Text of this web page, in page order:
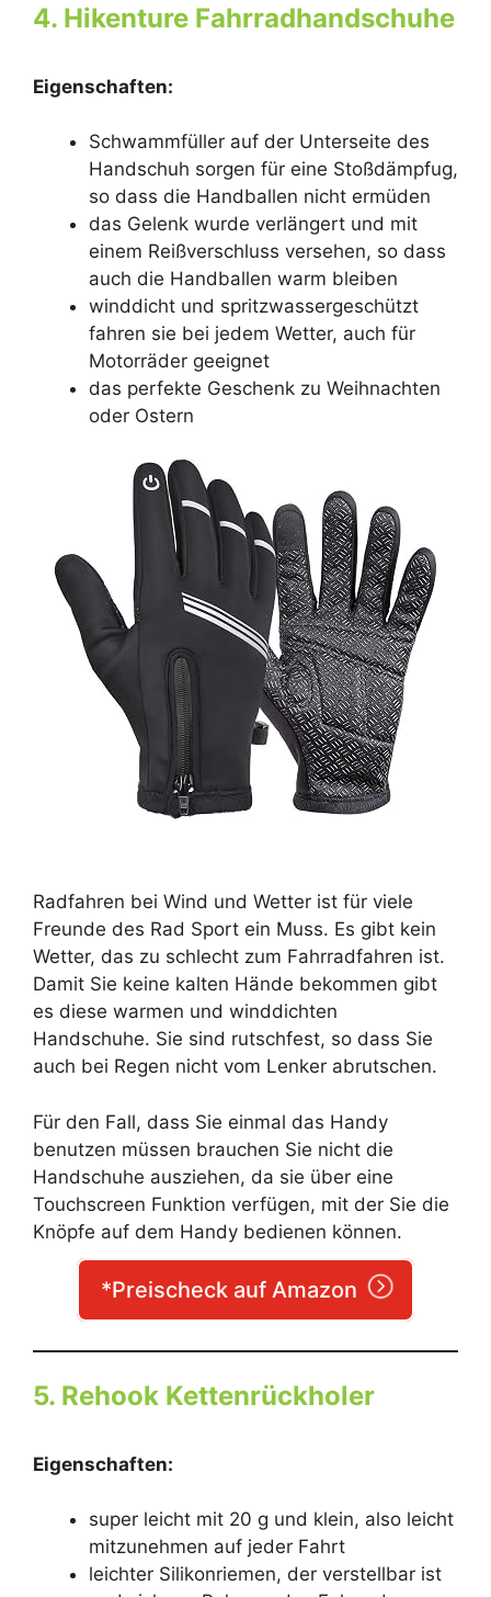
4. Hikenture Fahrradhandschuhe
Eigenschaften:
Schwammfüller auf der Unterseite des
Handschuh sorgen für eine Stoßdämpfug,
so dass die Handballen nicht ermüden
das Gelenk wurde verlängert und mit
einem Reißverschluss versehen, so dass
auch die Handballen warm bleiben
winddicht und spritzwassergeschützt
fahren sie bei jedem Wetter, auch für
Motorräder geeignet
das perfekte Geschenk zu Weihnachten
oder Ostern
Radfahren bei Wind und Wetter ist für viele
Freunde des Rad Sport ein Muss. Es gibt kein
Wetter, das zu schlecht zum Fahrradfahren ist.
Damit Sie keine kalten Hände bekommen gibt
es diese warmen und winddichten
Handschuhe. Sie sind rutschfest, so dass Sie
auch bei Regen nicht vom Lenker abrutschen.
Für den Fall, dass Sie einmal das Handy
benutzen müssen brauchen Sie nicht die
Handschuhe ausziehen, da sie über eine
Touchscreen Funktion verfügen, mit der Sie die
Knöpfe auf dem Handy bedienen können.
*Preischeck auf Amazon
5. Rehook Kettenrückholer
Eigenschaften:
super leicht mit 20 g und klein, also leicht
mitzunehmen auf jeder Fahrt
leichter Silikonriemen, der verstellbar ist